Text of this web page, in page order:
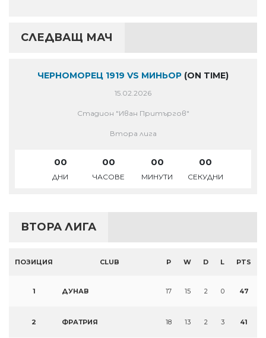
СЛЕДВАЩ МАЧ
ЧЕРНОМОРЕЦ 1919 VS МИНЬОР (ON TIME)
15.02.2026
Стадион "Иван Притъргов"
Втора лига
00
ДНИ
00
ЧАСОВЕ
00
МИНУТИ
00
СЕКУДНИ
ВТОРА ЛИГА
ПОЗИЦИЯ CLUB P W D L PTS
1 ДУНАВ 17 15 2 0 47
2 ФРАТРИЯ 18 13 2 3 41